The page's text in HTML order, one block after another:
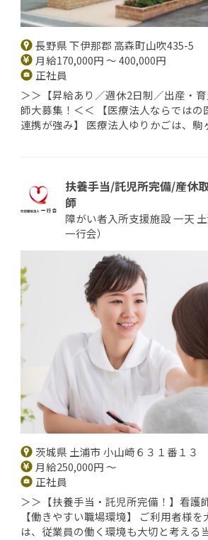
長野県 下伊那郡 高森町山吹435-5
月給170,000円 ～ 400,000円
正社員
＞＞【昇給あり／週休2日制／出産・
師大募集！＜＜ 【医療法人ならではの
連携が強み】 医療法人ゆりかごは、駒
扶養手当/託児所完備/産休
師
障がい者入所支援施設 一天
一行会）
茨城県 土浦市 小山崎６３１番１３
月給250,000円 ～
正社員
＞＞【扶養手当・託児所完備！】看護
【働きやすい職場環境】 ご利用者様
は、従業員の働く環境も大切と考える